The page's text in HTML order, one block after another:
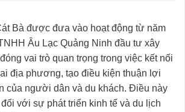
Bà được đưa vào hoạt động từ năm
Âu Lạc Quảng Ninh đầu tư xây
vai trò quan trọng trong việc kết nối
địa phương, tạo điều kiện thuận lợi
của người dân và du khách. Điều này
với sự phát triển kinh tế và du lịch